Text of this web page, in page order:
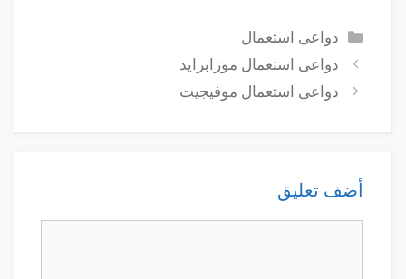
التصنيفات
دواعى استعمال
دواعى استعمال موزابرايد
دواعى استعمال موفيجيت
أضف تعليق